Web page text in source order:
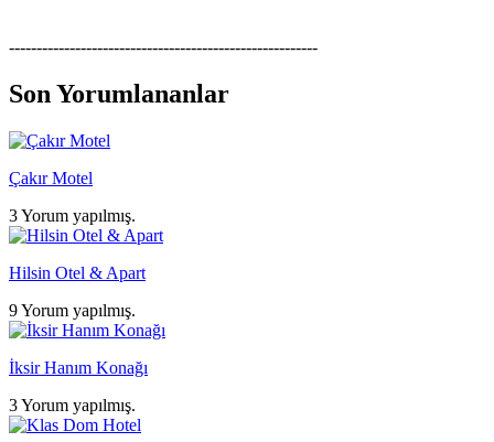
--------------------------------------------------------
Son Yorumlananlar
Çakır Motel
3 Yorum yapılmış.
Hilsin Otel & Apart
9 Yorum yapılmış.
İksir Hanım Konağı
3 Yorum yapılmış.